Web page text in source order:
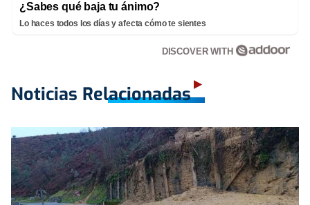
¿Sabes qué baja tu ánimo?
Lo haces todos los días y afecta cómo te sientes
DISCOVER WITH
Noticias Relacionadas